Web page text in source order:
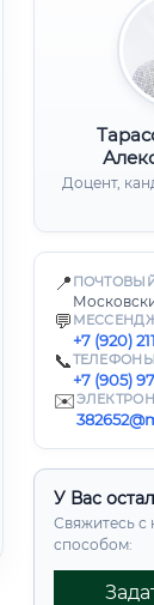
Доцент,
📍
💬
+7 (920)
📞ТЕЛЕФОНЫ
+7 (905)
✉️
У Вас
Свяжитесь
способом: